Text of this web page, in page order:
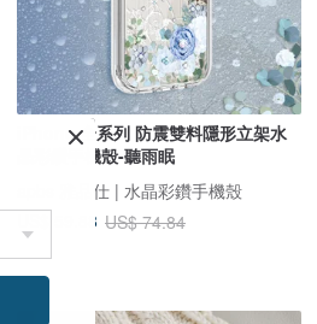
iPhone 全系列 防震雙料隱形立架水
晶彩鑽手機殼-聽雨眠
apbs 雅品仕 | 水晶彩鑽手機殼
US$ 59.88 US$ 74.84